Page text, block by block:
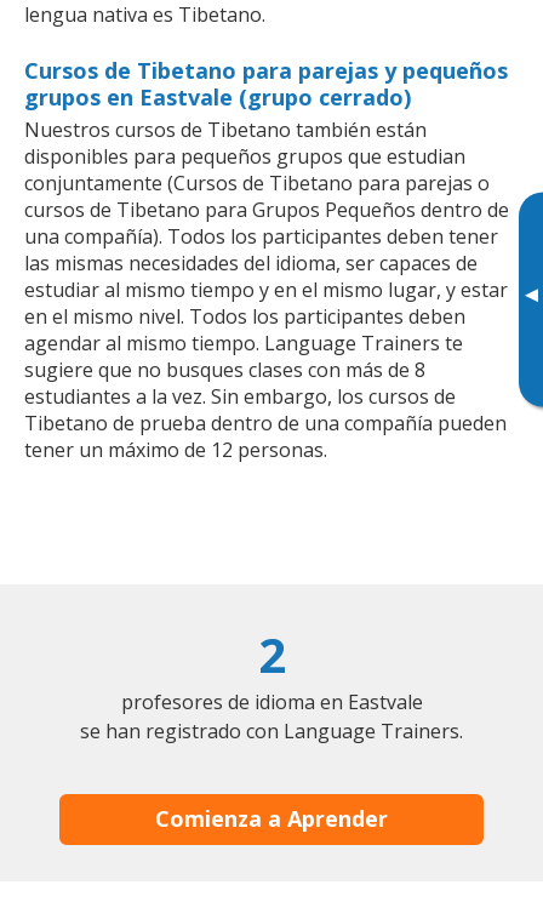
▸
lengua nativa es Tibetano.
Cursos de Tibetano para parejas y pequeños
grupos en Eastvale (grupo cerrado)
Nuestros cursos de Tibetano también están
disponibles para pequeños grupos que estudian
conjuntamente (Cursos de Tibetano para parejas o
cursos de Tibetano para Grupos Pequeños dentro de
una compañía). Todos los participantes deben tener
las mismas necesidades del idioma, ser capaces de
estudiar al mismo tiempo y en el mismo lugar, y estar
en el mismo nivel. Todos los participantes deben
agendar al mismo tiempo. Language Trainers te
sugiere que no busques clases con más de 8
estudiantes a la vez. Sin embargo, los cursos de
Tibetano de prueba dentro de una compañía pueden
tener un máximo de 12 personas.
2
profesores de idioma en Eastvale
se han registrado con Language Trainers.
Comienza a Aprender